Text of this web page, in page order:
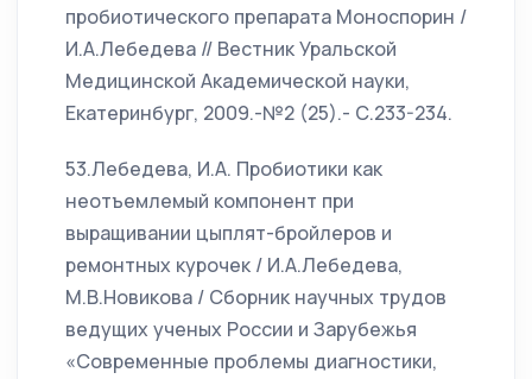
пробиотического препарата Моноспорин /
И.А.Лебедева // Вестник Уральской
Медицинской Академической науки,
Екатеринбург, 2009.-№2 (25).- С.233-234.
53.Лебедева, И.А. Пробиотики как
неотъемлемый компонент при
выращивании цыплят-бройлеров и
ремонтных курочек / И.А.Лебедева,
М.В.Новикова / Сборник научных трудов
ведущих ученых России и Зарубежья
«Современные проблемы диагностики,